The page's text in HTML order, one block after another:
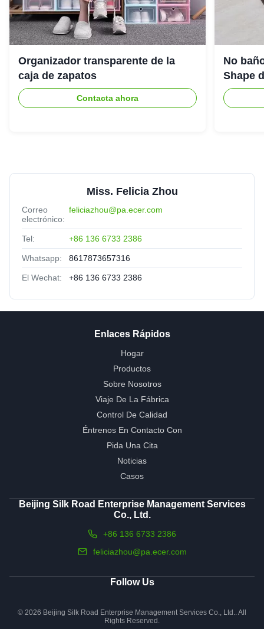
Organizador transparente de la
caja de zapatos
Contacta ahora
No
Shape
Miss. Felicia Zhou
Correo
electrónico:
feliciazhou@pa.ecer.com
Tel: +86 136 6733 2386
Whatsapp: 8617873657316
El Wechat: +86 136 6733 2386
Enlaces Rápidos
Hogar
Productos
Sobre Nosotros
Viaje De La Fábrica
Control De Calidad
Éntrenos En Contacto Con
Pida Una Cita
Noticias
Casos
Beijing Silk Road Enterprise Management Services
Co., Ltd.
+86 136 6733 2386
feliciazhou@pa.ecer.com
Follow Us
© 2026 Beijing Silk Road Enterprise Management Services Co., Ltd.. All
Rights Reserved.